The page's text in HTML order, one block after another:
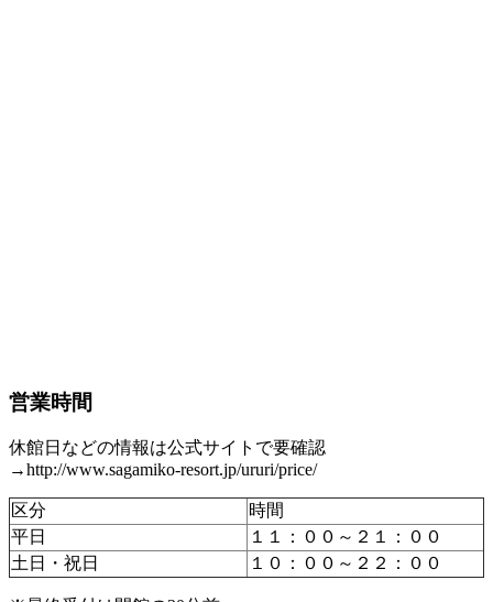
営業時間
休館日などの情報は公式サイトで要確認
→http://www.sagamiko-resort.jp/ururi/price/
区分
時間
平日
１１：００～２１：００
土日・祝日
１０：００～２２：００